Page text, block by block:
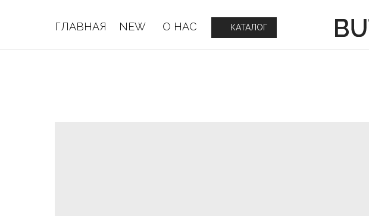
NEW О НАС
ГЛАВНАЯ КАТАЛОГ
NEW О НАС
ГЛАВНАЯ КАТАЛОГ